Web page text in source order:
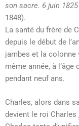
son sacre. 6 juin 1825
1848).
La santé du frère de
depuis le début de
jambes et la colonne
même année, à l’âge
pendant neuf ans.
Charles, alors dans
devient le roi Charles